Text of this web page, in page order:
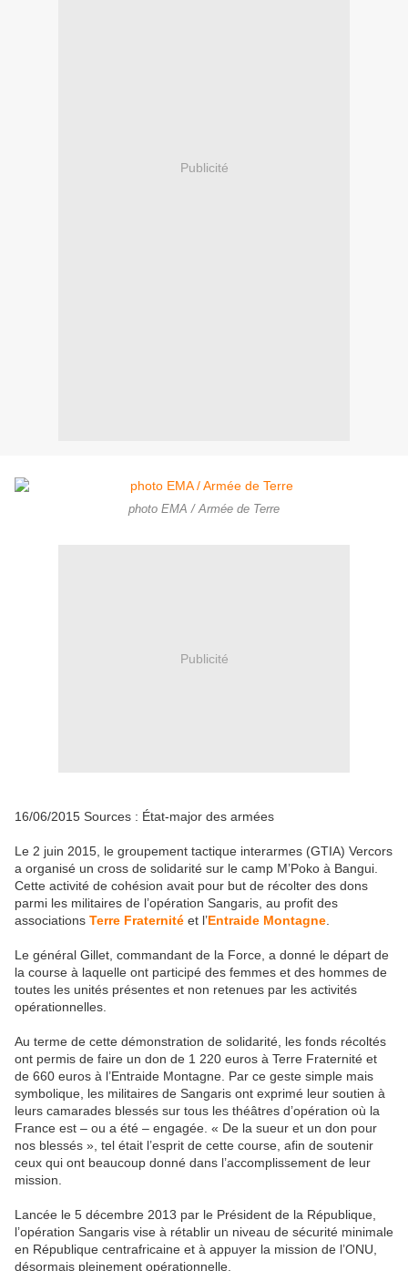
Publicité
photo EMA / Armée de Terre
Publicité
16/06/2015 Sources : État-major des armées
Le 2 juin 2015, le groupement tactique interarmes (GTIA) Vercors
a organisé un cross de solidarité sur le camp M’Poko à Bangui.
Cette activité de cohésion avait pour but de récolter des dons
parmi les militaires de l’opération Sangaris, au profit des
associations Terre Fraternité et l’Entraide Montagne
Le général Gillet, commandant de la Force, a donné le départ de
la course à laquelle ont participé des femmes et des hommes de
toutes les unités présentes et non retenues par les activités
opérationnelles.
Au terme de cette démonstration de solidarité, les fonds récoltés
ont permis de faire un don de 1 220 euros à Terre Fraternité et
de 660 euros à l’Entraide Montagne. Par ce geste simple mais
symbolique, les militaires de Sangaris ont exprimé leur soutien à
leurs camarades blessés sur tous les théâtres d’opération où la
France est – ou a été – engagée. « De la sueur et un don pour
nos blessés », tel était l’esprit de cette course, afin de soutenir
ceux qui ont beaucoup donné dans l’accomplissement de leur
mission.
Lancée le 5 décembre 2013 par le Président de la République,
l’opération Sangaris vise à rétablir un niveau de sécurité minimale
en République centrafricaine et à appuyer la mission de l’ONU,
désormais pleinement opérationnelle.